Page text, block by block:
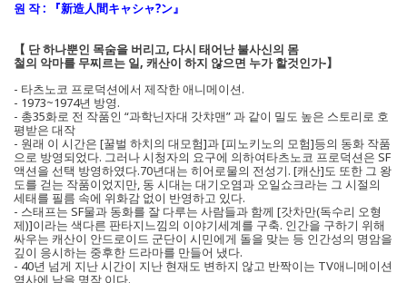
원 작 : 『新造人間キャシャ?ン』
【 단 하나뿐인 목숨을 버리고, 다시 태어난 불사신의 몸
철의 악마를 무찌르는 일, 캐산이 하지 않으면 누가 할것인가-】
- 타츠노코 프로덕션에서 제작한 애니메이션.
- 1973~1974년 방영.
- 총35화로 전 작품인 “과학닌자대 갓챠맨” 과 같이 밀도 높은 스토리로 호
평받은 대작
- 원래 이 시간은 [꿀벌 하치의 대모험]과 [피노키노의 모험]등의 동화 작품
으로 방영되었다. 그러나 시청자의 요구에 의하여타츠노코 프로덕션은 SF
액션을 선택 방영하였다.70년대는 히어로물의 전성기. [캐산]도 또한 그 왕
도를 걷는 작품이었지만, 동 시대는 대기오염과 오일쇼크라는 그 시절의
세태를 필름 속에 위화감 없이 반영하고 있다.
- 스태프는 SF물과 동화를 잘 다루는 사람들과 함께 [갓차만(독수리 오형
제)]이라는 색다른 판타지느낌의 이야기세계를 구축. 인간을 구하기 위해
싸우는 캐산이 안드로이드 군단이 시민에게 돌을 맞는 등 인간성의 명암을
깊이 응시하는 중후한 드라마를 만들어 냈다.
- 40년 넘게 지난 시간이 지난 현재도 변하지 않고 반짝이는 TV애니메이션
역사에 남을 명작 이다.